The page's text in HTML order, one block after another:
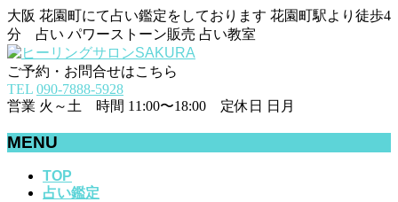
大阪 花園町にて占い鑑定をしております 花園町駅より徒歩4
分 占い パワーストーン販売 占い教室
ご予約・お問合せはこちら
TEL 090-7888-5928
営業 火～土 時間 11:00〜18:00 定休日 日月
MENU
TOP
占い鑑定